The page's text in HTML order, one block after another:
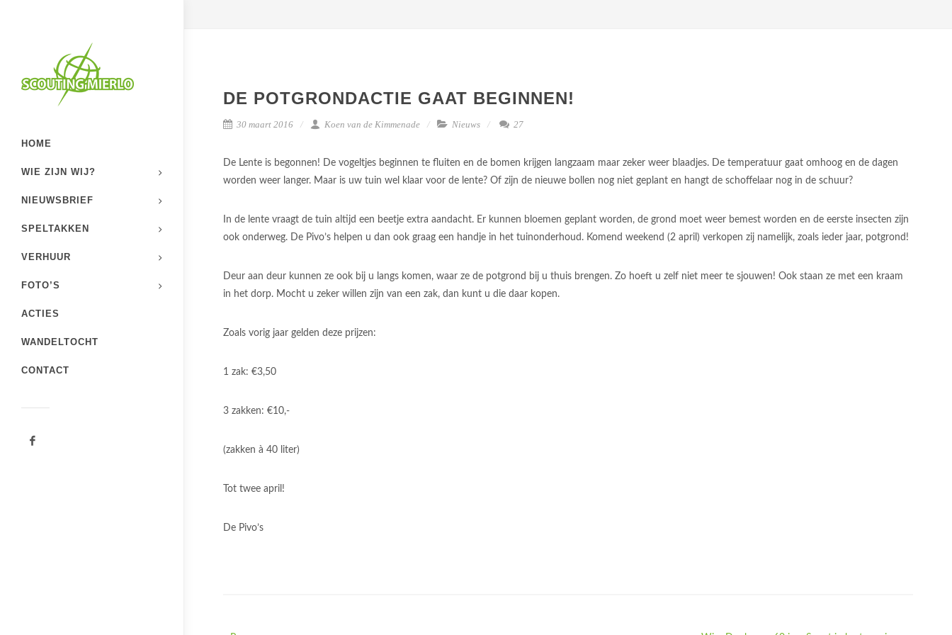
HOME
WIE ZIJN WIJ?
NIEUWSBRIEF
SPELTAKKEN
VERHUUR
FOTO’S
ACTIES
WANDELTOCHT
CONTACT
DE POTGRONDACTIE GAAT BEGINNEN!
30 maart 2016 Koen van de Kimmenade Nieuws 27
De Lente is begonnen! De vogeltjes beginnen te fluiten en de bomen krijgen langzaam maar zeker weer blaadjes. De temperatuur gaat omhoog en de dagen
worden weer langer. Maar is uw tuin wel klaar voor de lente? Of zijn de nieuwe bollen nog niet geplant en hangt de schoffelaar nog in de schuur?
In de lente vraagt de tuin altijd een beetje extra aandacht. Er kunnen bloemen geplant worden, de grond moet weer bemest worden en de eerste insecten zijn
ook onderweg. De Pivo’s helpen u dan ook graag een handje in het tuinonderhoud. Komend weekend (2 april) verkopen zij namelijk, zoals ieder jaar, potgrond!
Deur aan deur kunnen ze ook bij u langs komen, waar ze de potgrond bij u thuis brengen. Zo hoeft u zelf niet meer te sjouwen! Ook staan ze met een kraam
in het dorp. Mocht u zeker willen zijn van een zak, dan kunt u die daar kopen.
Zoals vorig jaar gelden deze prijzen:
1 zak: €3,50
3 zakken: €10,-
(zakken à 40 liter)
Tot twee april!
De Pivo’s